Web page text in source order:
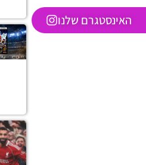
האינסטגרם שלנו